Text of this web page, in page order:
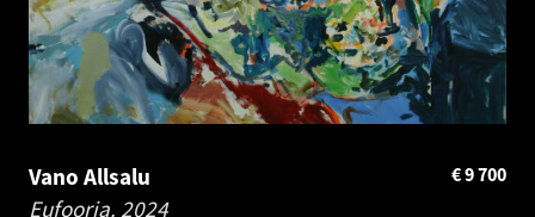
Vano Allsalu
Eufooria. 2024
9 700
€